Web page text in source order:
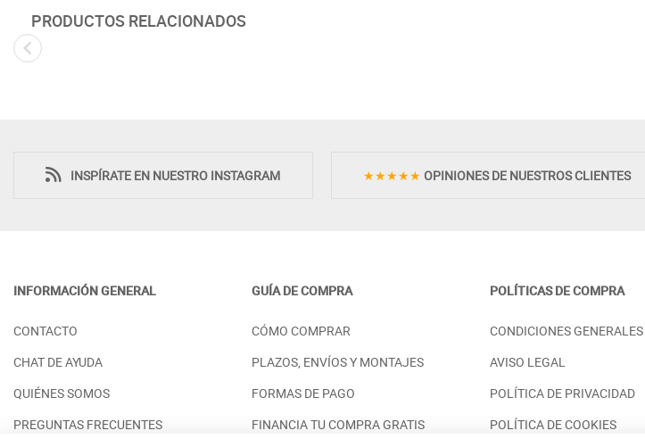
PRODUCTOS RELACIONADOS
REALIZADA EN MADERA DE PINO
PRECIO DESDE:
PARA TELETRABAJAR EN CASA
PRECIO DESDE:898,00 €
SALON CON
PRECIO DESDE:
INSPÍRATE EN NUESTRO INSTAGRAM ★★★★★ OPINIONES DE NUESTROS CLIENTES
INFORMACIÓN GENERAL
CONTACTO
CHAT DE AYUDA
QUIÉNES SOMOS
PREGUNTAS FRECUENTES
GUÍA DE COMPRA
CÓMO COMPRAR
PLAZOS, ENVÍOS Y MONTAJES
FORMAS DE PAGO
FINANCIA TU COMPRA GRATIS
POLÍTICAS DE COMPRA
CONDICIONES GENERALES
AVISO LEGAL
POLÍTICA DE PRIVACIDAD
POLÍTICA DE COOKIES